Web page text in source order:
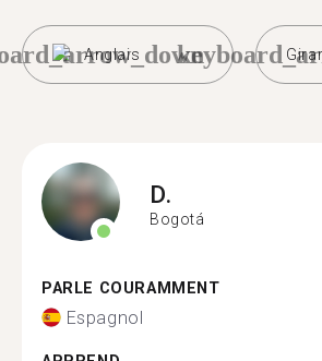
Anglais
D.
Bogotá
PARLE COURAMMENT
Espagnol